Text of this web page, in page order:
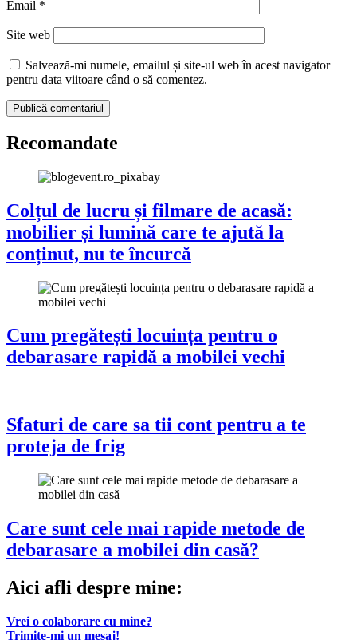
Email *
Site web
Salvează-mi numele, emailul și site-ul web în acest navigator
pentru data viitoare când o să comentez.
Recomandate
Colțul de lucru și filmare de acasă:
mobilier și lumină care te ajută la
conținut, nu te încurcă
Cum pregătești locuința pentru o
debarasare rapidă a mobilei vechi
Sfaturi de care sa tii cont pentru a te
proteja de frig
Care sunt cele mai rapide metode de
debarasare a mobilei din casă?
Aici afli despre mine:
Vrei o colaborare cu mine?
Trimite-mi un mesaj!